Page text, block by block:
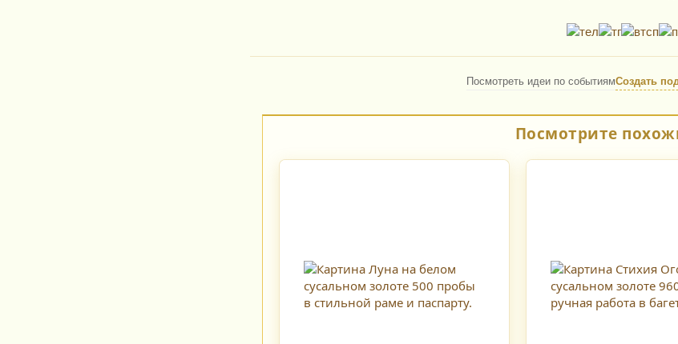
Посмотреть идеи по событиямСоздать
Посмотрите